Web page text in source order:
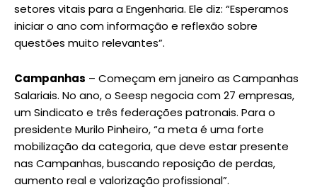
setores vitais para a Engenharia. Ele diz: “Esperamos
iniciar o ano com informação e reflexão sobre
questões muito relevantes”.
Campanhas – Começam em janeiro as Campanhas
Salariais. No ano, o Seesp negocia com 27 empresas,
um Sindicato e três federações patronais. Para o
presidente Murilo Pinheiro, “a meta é uma forte
mobilização da categoria, que deve estar presente
nas Campanhas, buscando reposição de perdas,
aumento real e valorização profissional”.